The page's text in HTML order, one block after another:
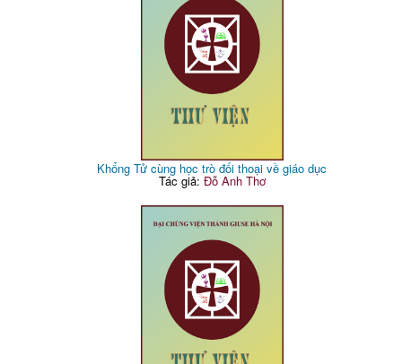
Khổng Tử cùng học trò đối thoại về giáo dục
Tác giả: Đỗ Anh Thơ